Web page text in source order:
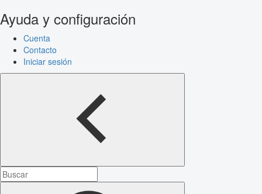
Ayuda y configuración
Cuenta
Contacto
Iniciar sesión